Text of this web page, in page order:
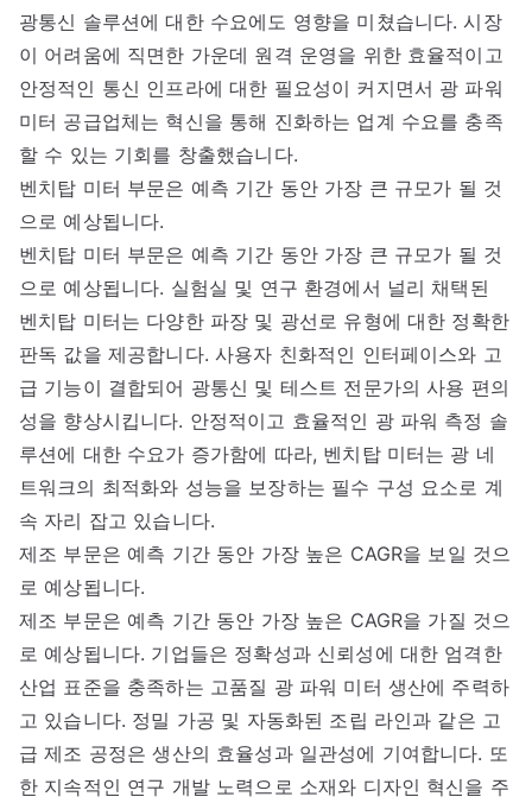
광통신 솔루션에 대한 수요에도 영향을 미쳤습니다. 시장
이 어려움에 직면한 가운데 원격 운영을 위한 효율적이고
안정적인 통신 인프라에 대한 필요성이 커지면서 광 파워
미터 공급업체는 혁신을 통해 진화하는 업계 수요를 충족
할 수 있는 기회를 창출했습니다.
벤치탑 미터 부문은 예측 기간 동안 가장 큰 규모가 될 것
으로 예상됩니다.
벤치탑 미터 부문은 예측 기간 동안 가장 큰 규모가 될 것
으로 예상됩니다. 실험실 및 연구 환경에서 널리 채택된
벤치탑 미터는 다양한 파장 및 광선로 유형에 대한 정확한
판독 값을 제공합니다. 사용자 친화적인 인터페이스와 고
급 기능이 결합되어 광통신 및 테스트 전문가의 사용 편의
성을 향상시킵니다. 안정적이고 효율적인 광 파워 측정 솔
루션에 대한 수요가 증가함에 따라, 벤치탑 미터는 광 네
트워크의 최적화와 성능을 보장하는 필수 구성 요소로 계
속 자리 잡고 있습니다.
제조 부문은 예측 기간 동안 가장 높은 CAGR을 보일 것으
로 예상됩니다.
제조 부문은 예측 기간 동안 가장 높은 CAGR을 가질 것으
로 예상됩니다. 기업들은 정확성과 신뢰성에 대한 엄격한
산업 표준을 충족하는 고품질 광 파워 미터 생산에 주력하
고 있습니다. 정밀 가공 및 자동화된 조립 라인과 같은 고
급 제조 공정은 생산의 효율성과 일관성에 기여합니다. 또
한 지속적인 연구 개발 노력으로 소재와 디자인 혁신을 주